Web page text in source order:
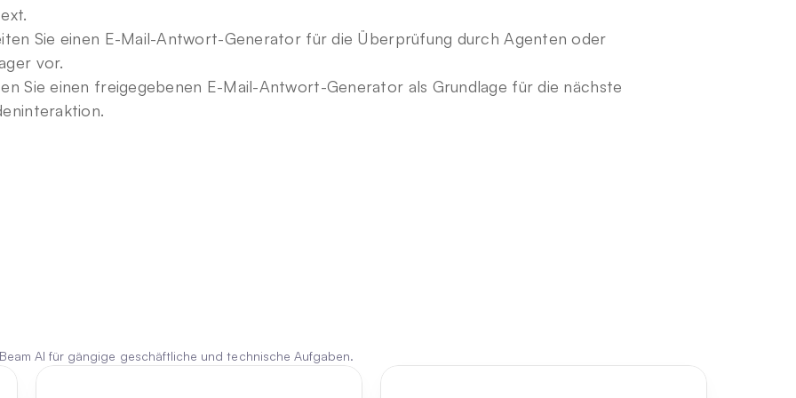
Sie einen E-Mail-Antwort-Generator für die Überprüfung durch Agenten oder
vor.
Sie einen freigegebenen E-Mail-Antwort-Generator als Grundlage für die nächste
AI für gängige geschäftliche und technische Aufgaben.